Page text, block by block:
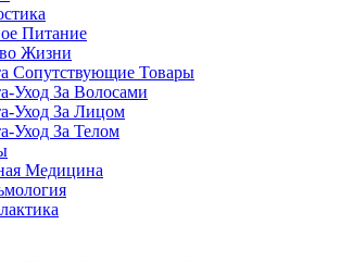
Питание
Жизни
Сопутствующие Товары
Уход За Волосами
Уход За Лицом
Уход За Телом
Медицина